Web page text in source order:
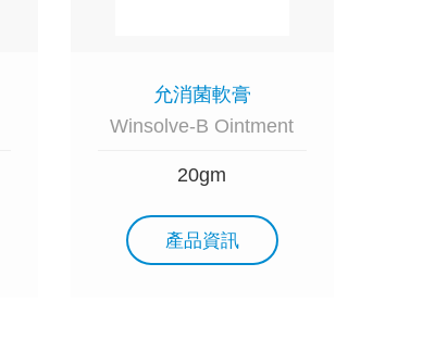
允消菌軟膏
Winsolve-B Ointment
20gm
產品資訊